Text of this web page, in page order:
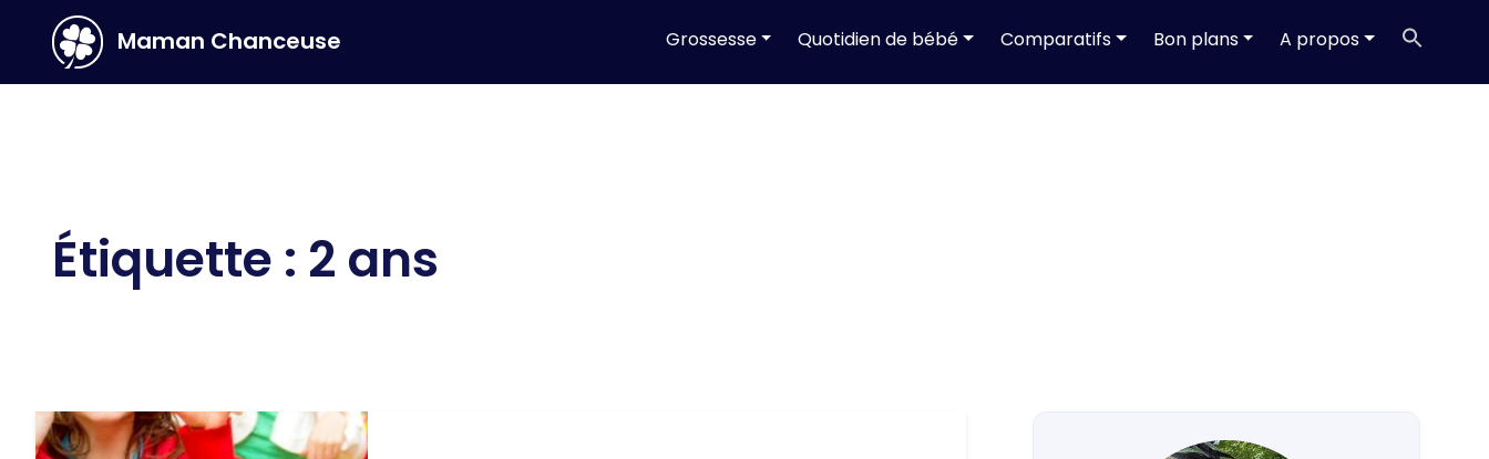
Main Navigation
Maman Chanceuse Grossesse Quotidien de bébé Comparatifs Bon plans A propos
Étiquette : 2 ans